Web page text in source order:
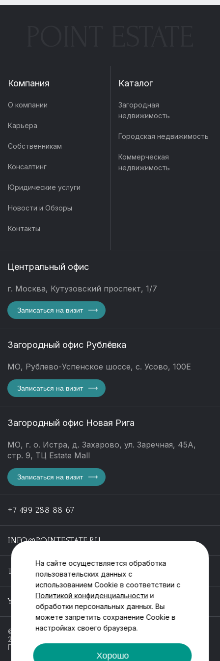
Компания
О компании
Карьера
Собственникам
Консалтинг
Юридические услуги
Новости и Обзоры
Контакты
Каталог
Загородная
недвижимость
Городская недвижимость
Коммерческая
недвижимость
Центральный офис
г. Москва, Кутузовский проспект, 1/7
Записаться на визит
Загородный офис Рублёвка
МО, Рублево-Успенское шоссе, с. Усово, 100Е
Записаться на визит
Загородный офис Новая Рига
МО, г. о. Истра, д. Захарово, ул. Заречная, 45А,
стр. 9, ТЦ Estate Mall
Записаться на визит
+7 499 288 88 67
INFO@POINTESTATE.RU
TELEGRAM
YOUTUBE
© ООО «Пойнт эстейт», ИНН 55546464612,
2013-2025
Политика обработки персональных данных
На сайте осуществляется обработка
пользовательских данных с
использованием Cookie в соответствии с
Политикой конфиденциальности и
обработки персональных данных. Вы
можете запретить сохранение Cookie в
настройках своего браузера.
Хорошо